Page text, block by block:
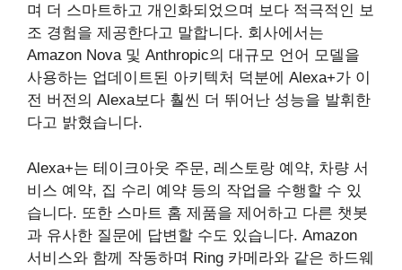
며 더 스마트하고 개인화되었으며 보다 적극적인 보
조 경험을 제공한다고 말합니다. 회사에서는
Amazon Nova 및 Anthropic의 대규모 언어 모델을
사용하는 업데이트된 아키텍처 덕분에 Alexa+가 이
전 버전의 Alexa보다 훨씬 더 뛰어난 성능을 발휘한
다고 밝혔습니다.
Alexa+는 테이크아웃 주문, 레스토랑 예약, 차량 서
비스 예약, 집 수리 예약 등의 작업을 수행할 수 있
습니다. 또한 스마트 홈 제품을 제어하고 다른 챗봇
과 유사한 질문에 답변할 수도 있습니다. Amazon
서비스와 함께 작동하며 Ring 카메라와 같은 하드웨